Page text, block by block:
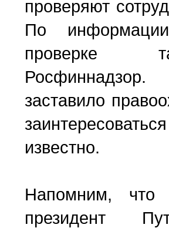
проверяют
По
проверке
заставило
известно.
Напомним,
президент